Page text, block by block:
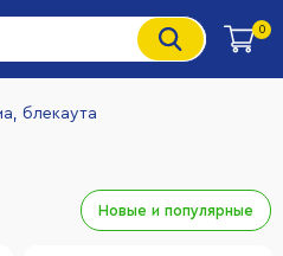
0
блекаута
Новые и популярные